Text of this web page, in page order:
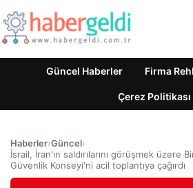
Güncel Haberler Firma
Çerez Politikası
Haberler›Güncel›
İsrail, İran'ın saldırılarını görüşmek üzere
Güvenlik Konseyi'ni acil toplantıya çağırdı